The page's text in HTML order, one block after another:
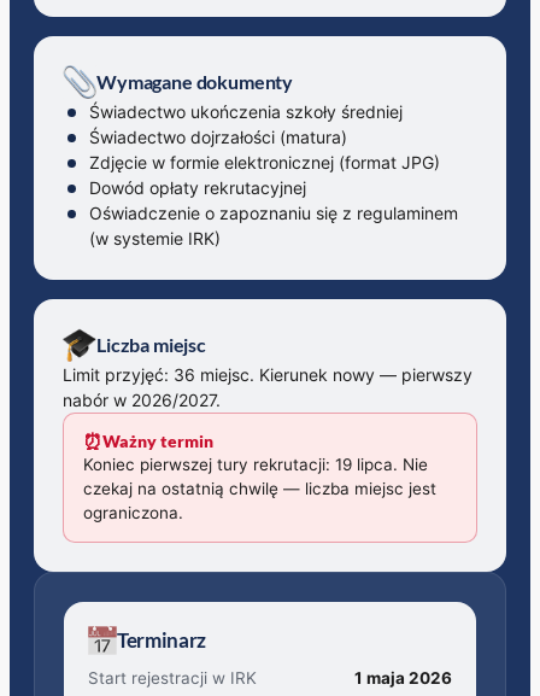
Wymagane dokumenty
Świadectwo ukończenia szkoły średniej
Świadectwo dojrzałości (matura)
Zdjęcie w formie elektronicznej (format JPG)
Dowód opłaty rekrutacyjnej
Oświadczenie o zapoznaniu się z regulaminem
(w systemie IRK)
Liczba miejsc
Limit przyjęć: 36 miejsc. Kierunek nowy — pierwszy
nabór w 2026/2027.
⏰Ważny termin
Koniec pierwszej tury rekrutacji: 19 lipca. Nie
czekaj na ostatnią chwilę — liczba miejsc jest
ograniczona.
Terminarz
Start rejestracji w IRK 1 maja 2026